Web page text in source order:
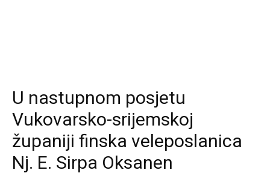
U nastupnom posjetu
Vukovarsko-srijemskoj
županiji finska veleposlanica
Nj. E. Sirpa Oksanen